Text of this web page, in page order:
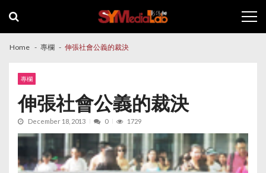
navigation
content
Home 專欄 伸張社會公義的裁決
專欄
伸張社會公義的裁決
December 18, 2013 0 1729